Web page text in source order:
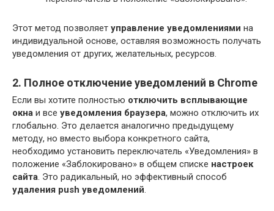
Этот метод позволяет управление уведомлениями на
индивидуальной основе, оставляя возможность получать
уведомления от других, желательных, ресурсов.
2. Полное отключение уведомлений в Chrome
Если вы хотите полностью отключить всплывающие
окна и все уведомления браузера, можно отключить их
глобально. Это делается аналогично предыдущему
методу, но вместо выбора конкретного сайта,
необходимо установить переключатель «Уведомления» в
положение «Заблокировано» в общем списке настроек
сайта. Это радикальный, но эффективный способ
удаления push уведомлений.